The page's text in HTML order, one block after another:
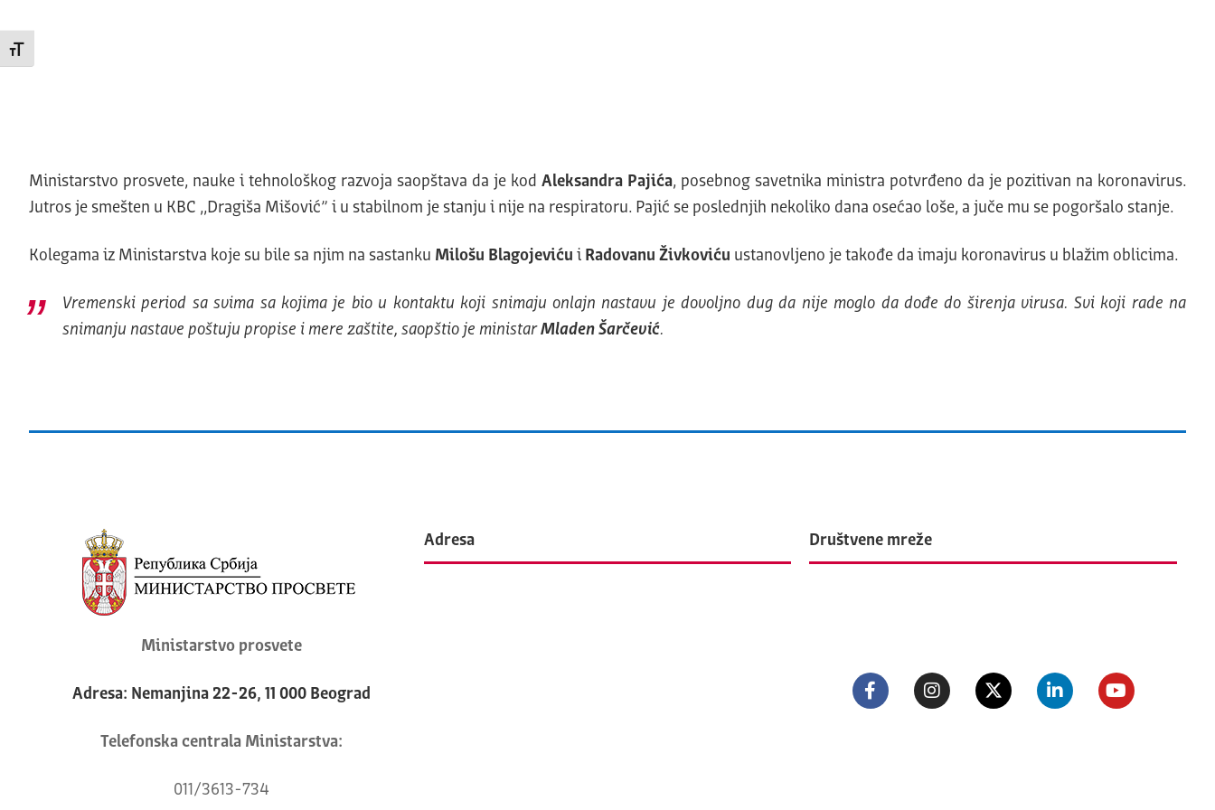
Promeni veličinu slova
Ministarstvo prosvete, nauke i tehnološkog razvoja saopštava da je kod Aleksandra Pajića, posebnog savetnika ministra potvrđeno da je pozitivan na koronavirus.
Jutros je smešten u KBC ,,Dragiša Mišović” i u stabilnom je stanju i nije na respiratoru. Pajić se poslednjih nekoliko dana osećao loše, a juče mu se pogoršalo stanje.
Kolegama iz Ministarstva koje su bile sa njim na sastanku Milošu Blagojeviću i Radovanu Živkoviću ustanovljeno je takođe da imaju koronavirus u blažim oblicima.
Vremenski period sa svima sa kojima je bio u kontaktu koji snimaju onlajn nastavu je dovoljno dug da nije moglo da dođe do širenja virusa. Svi koji rade na
snimanju nastave poštuju propise i mere zaštite, saopštio je ministarMladen Šarčević.
Ministarstvo prosvete
Adresa: Nemanjina 22-26, 11 000 Beograd
Telefonska centrala Ministarstva:
011/3613-734
Adresa Društvene mreže